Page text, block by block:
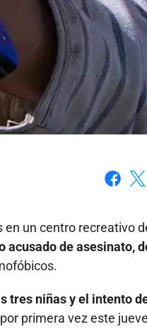
un centro recreativo
acusado de asesinato,
tres niñas y el intento
primera vez este